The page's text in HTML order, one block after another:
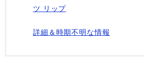
ツ リップ
詳細＆時期不明な情報